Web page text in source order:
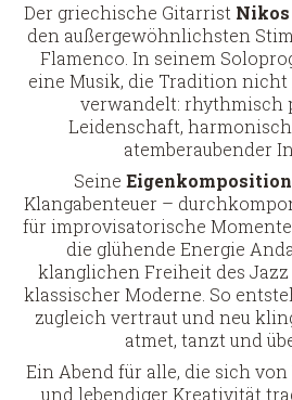
Der griechische Gitarrist
den außergewöhnlichsten
Flamenco. In seinem
eine Musik, die Tradition
verwandelt: rhythmisch
Leidenschaft,
atemberaubender
Seine
Klangabenteuer –
für improvisatorische
die glühende Energie
klanglichen Freiheit des
klassischer Moderne. So
zugleich vertraut und neu
atmet, tanzt und
Ein Abend für alle, die sich
und lebendiger Kreativität